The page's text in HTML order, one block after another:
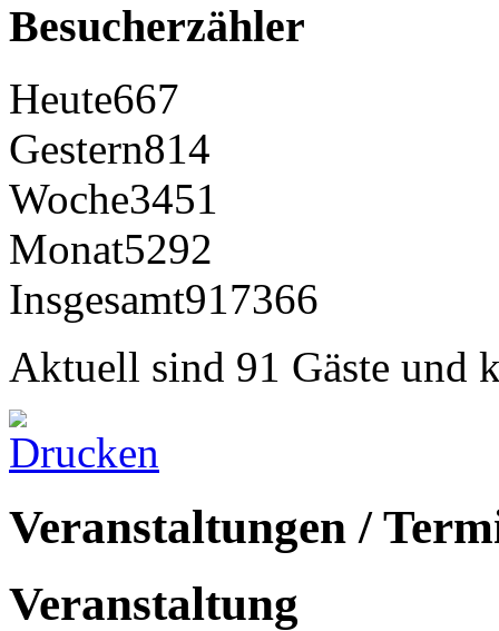
Besucherzähler
Heute667
Gestern814
Woche3451
Monat5292
Insgesamt917366
Aktuell sind 91 Gäste und
Veranstaltungen /
Veranstaltung